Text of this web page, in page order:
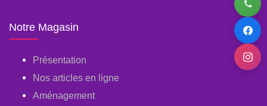
Notre Magasin
Présentation
Nos articles en ligne
Aménagement